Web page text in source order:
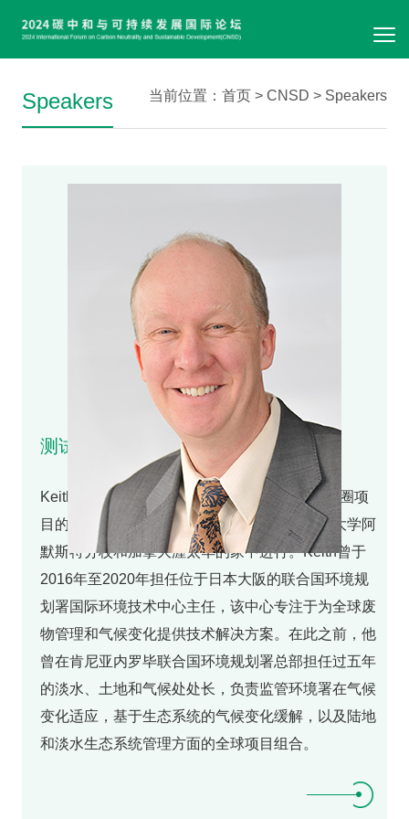
Speakers 当前位置：首页 >CNSD > Speakers
测试
Keith Alverson是世界气候研究计划气候和冰冻圈项
目的执行主任。他的工作主要在美国马萨诸塞大学阿
默斯特分校和加拿大渥太华的家中进行。Keith曾于
2016年至2020年担任位于日本大阪的联合国环境规
划署国际环境技术中心主任，该中心专注于为全球废
物管理和气候变化提供技术解决方案。在此之前，他
曾在肯尼亚内罗毕联合国环境规划署总部担任过五年
的淡水、土地和气候处处长，负责监管环境署在气候
变化适应，基于生态系统的气候变化缓解，以及陆地
和淡水生态系统管理方面的全球项目组合。